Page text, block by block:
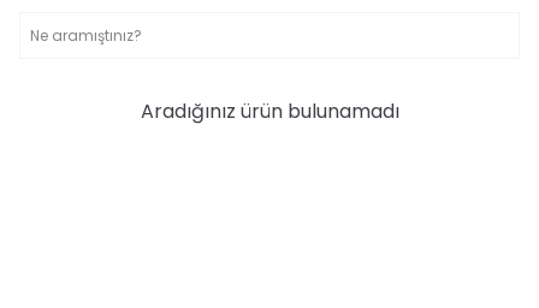
Aradığınız ürün bulunamadı